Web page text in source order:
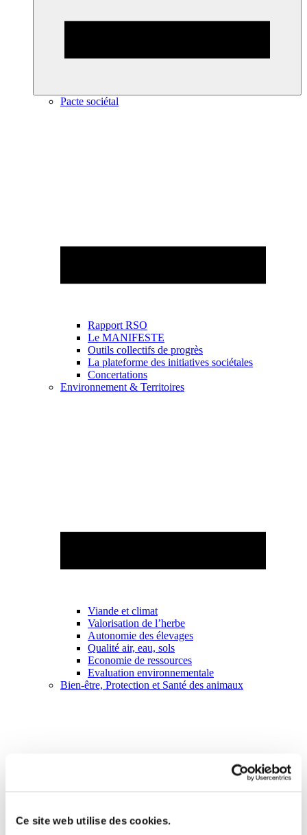
Ce site web utilise des cookies.
Pacte sociétal
Rapport RSO
Le MANIFESTE
Outils collectifs de progrès
La plateforme des initiatives sociétales
Concertations
Environnement & Territoires
Viande et climat
Valorisation de l’herbe
Autonomie des élevages
Qualité air, eau, sols
Economie de ressources
Evaluation environnementale
Bien-être, Protection et Santé des animaux